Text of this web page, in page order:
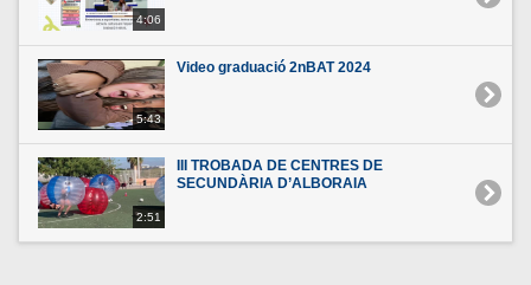
4:06
5:43
Video graduació 2nBAT 2024
2:51
III TROBADA DE CENTRES DE
SECUNDÀRIA D’ALBORAIA